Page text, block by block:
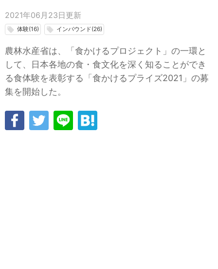
2021年06月23日 更新
local_offer 体験(16) local_offer インバウンド(26)
農林水産省は、「食かけるプロジェクト」の一環と
して、日本各地の食・食文化を深く知ることができ
る食体験を表彰する「食かけるプライズ2021」の募
集を開始した。